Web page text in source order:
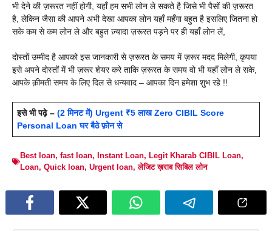
भी देने की ज़रूरत नहीं होगी, यहाँ हम सभी लोन ले सकते है जिसे भी पैसों की ज़रूरत
है, लेकिन जैसा की आपने अभी देखा आपका लोन यहाँ महँगा बहुत है इसलिए जितना हो
सके कम से कम लोन ले और बहुत ज़्यादा ज़रूरत पड़ने पर ही यहाँ लोन लें,
दोस्तों उम्मीद है आपको इस जानकारी से ज़रूरत के समय में ज़रूर मदद मिलेगी, कृपया
इसे अपने दोस्तों में भी ज़रूर शेयर करे ताकि ज़रूरत के समय वो भी यहाँ लोन ले सके,
आपके क़ीमती समय के लिए दिल से धन्यवाद – आपका दिन हमेशा शुभ रहे !!
इसे भी पढ़े – (2 मिनट में) Urgent ₹5 लाख Zero CIBIL Score
Personal Loan घर बैठे फ़ोन से
Best loan, fast loan, Instant Loan, Legit Kharab CIBIL Loan,
Loan, Quick loan, Urgent loan,लेजिट ख़राब सिबिल लोन